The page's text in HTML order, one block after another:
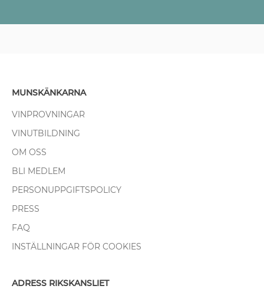
MUNSKÄNKARNA
VINPROVNINGAR
VINUTBILDNING
OM OSS
BLI MEDLEM
PERSONUPPGIFTSPOLICY
PRESS
FAQ
INSTÄLLNINGAR FÖR COOKIES
ADRESS RIKSKANSLIET